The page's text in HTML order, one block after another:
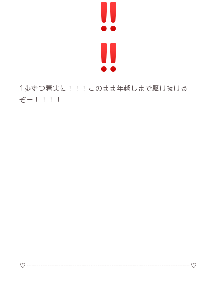
1歩ずつ着実に！！！このまま年越しまで駆け抜ける
ぞー！！！！
♡┈┈┈┈┈┈┈┈┈┈┈┈┈┈┈┈┈┈┈┈┈┈┈♡